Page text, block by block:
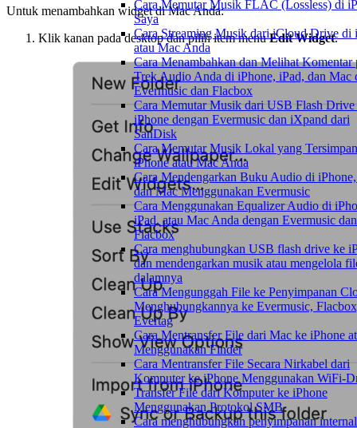
Cara Memutar Musik FLAC (Lossless) di
Saya
Cara Streaming Musik dari iCloud Drive di
atau Mac Anda
Cara Menambahkan dan Melihat Komentar
Trek Audio Anda di iPhone, iPad, dan Mac
Evermusic dan Flacbox
Cara Memutar Musik dari USB Flash
iPhone dengan Evermusic dan iXpand dari
SanDisk
Cara Memutar Musik Lokal yang
iPhone atau Mac Anda
Cara Mendengarkan Buku Audio di
dan Mac Menggunakan Evermusic
Cara Menggunakan Equalizer Audio di
iPad, atau Mac Anda dengan Evermusic dan
Flacbox
Cara menghubungkan USB flash drive ke
dan mendengarkan musik atau mengelola
dalamnya
Cara Mengunggah File ke Penyimpanan
Menghubungkannya ke Evermusic,
Evertag
Cara Mentransfer File dari Mac ke iPhone
Menggunakan Finder
Cara Mentransfer File Secara Nirkabel dari
Komputer ke iPhone Menggunakan WiFi-
Transfer File dari Komputer ke iPhone
Menggunakan Protokol SMB
Cara menghubungkan penyimpanan internal
Untuk menambahkan widget di Mac Anda:
Klik kanan pada desktop dan pilih item menuEdit Widget.